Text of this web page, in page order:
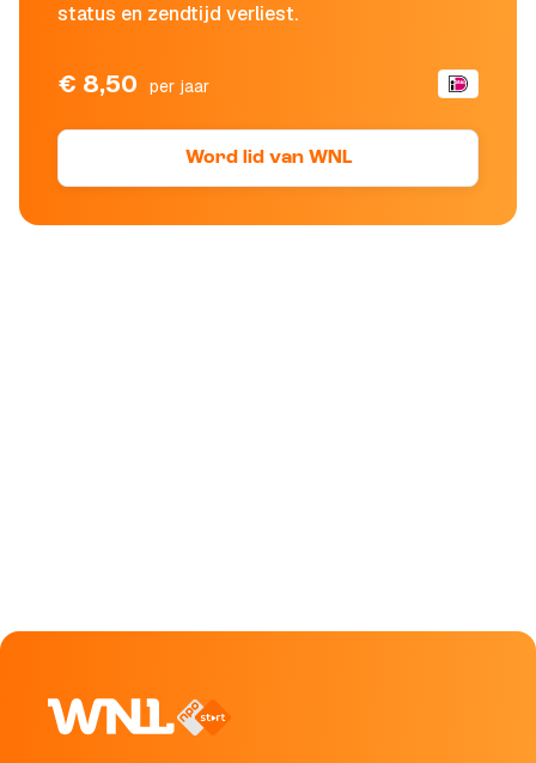
status en zendtijd verliest.
€ 8,50 per jaar
Word lid van WNL